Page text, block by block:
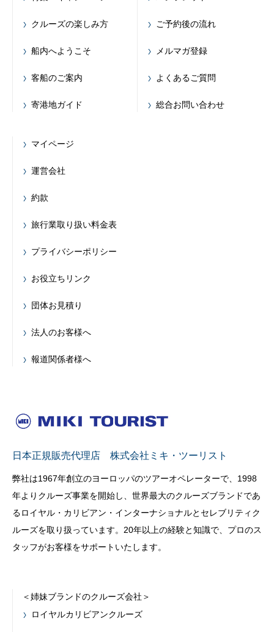
クルーズの楽しみ方
船内へようこそ
客船のご案内
寄港地ガイド
ご予約後の流れ
メルマガ登録
よくあるご質問
総合お問い合わせ
マイページ
運営会社
約款
旅行業取り扱い料金表
プライバシーポリシー
お役立ちリンク
団体お見積り
法人のお客様へ
報道関係者様へ
日本正規販売代理店 株式会社ミキ・ツーリスト
弊社は1967年創立のヨーロッパのツアーオペレーターで、1998
年よりクルーズ事業を開始し、世界最大のクルーズブランドであ
るロイヤル・カリビアン・インターナショナルとセレブリティク
ルーズを取り扱っています。20年以上の経験と知識で、プロのス
タッフがお客様をサポートいたします。
＜姉妹ブランドのクルーズ会社＞
ロイヤルカリビアンクルーズ